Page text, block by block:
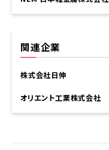
関連企業
株式会社日伸
オリエント工業株式会社